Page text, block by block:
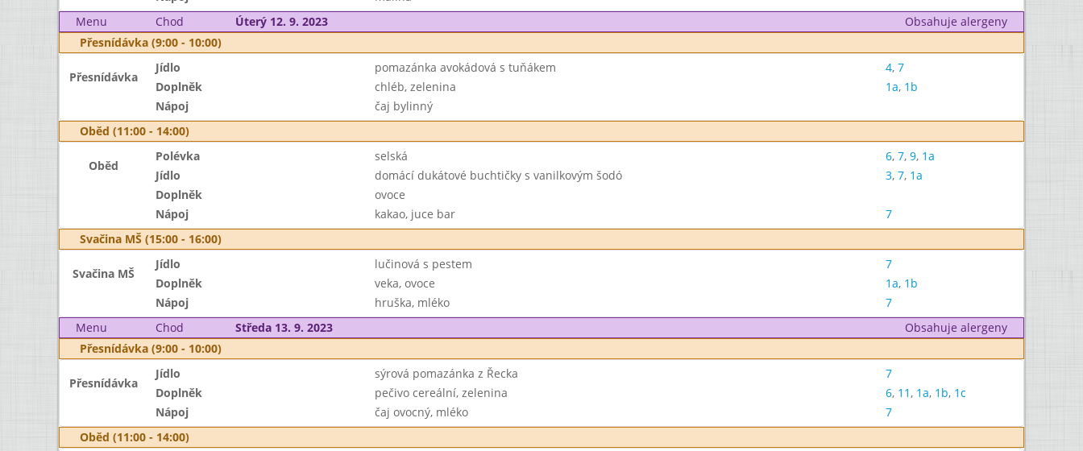
Menu
Chod Úterý 12. 9. 2023
Obsahuje alergeny
Přesnídávka (9:00 - 10:00)
Přesnídávka
Jídlo pomazánka avokádová s tuňákem 4, 7
Doplněk
chléb, zelenina 1a, 1b
Nápoj
čaj bylinný
Oběd (11:00 - 14:00)
Oběd
Polévka selská 6, 7, 9, 1a
Jídlo
domácí dukátové buchtičky s vanilkovým šodó 3, 7, 1a
Doplněk
ovoce
Nápoj
kakao, juce bar
7
Svačina MŠ (15:00 - 16:00)
Svačina MŠ
Jídlo lučinová s pestem
7
Doplněk
veka, ovoce 1a, 1b
Nápoj
hruška, mléko
7
Menu
Chod Středa 13. 9. 2023
Obsahuje alergeny
Přesnídávka (9:00 - 10:00)
Přesnídávka
Jídlo sýrová pomazánka z Řecka
7
Doplněk
pečivo cereální, zelenina 6, 11, 1a, 1b, 1c
Nápoj
čaj ovocný, mléko
7
Oběd (11:00 - 14:00)